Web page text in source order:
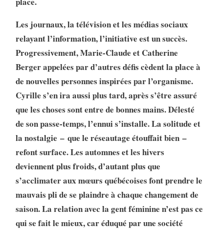
Les journaux, la télévision et les médias sociaux
relayant l’information, l’initiative est un succès.
Progres­sivement, Marie-Claude et Catherine
Berger appelées par d’autres défis cèdent la place à
de nouvelles personnes inspirées par l’organisme.
Cyrille s’en ira aussi plus tard, après s’être assuré
que les choses sont entre de bonnes mains. Délesté
de son passe-temps, l’ennui s’installe. La solitude et
la nostalgie – que le réseautage étouffait bien –
refont surface. Les automnes et les hivers
deviennent plus froids, d’autant plus que
s’acclimater aux mœurs québécoises font prendre le
mauvais pli de se plaindre à chaque chan­gement de
saison. La relation avec la gent féminine n’est pas ce
qui se fait le mieux, car éduqué par une société